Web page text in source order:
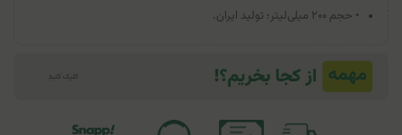
• حجم ۲۰۰ میلی‌لیتر؛ تولید ایران.